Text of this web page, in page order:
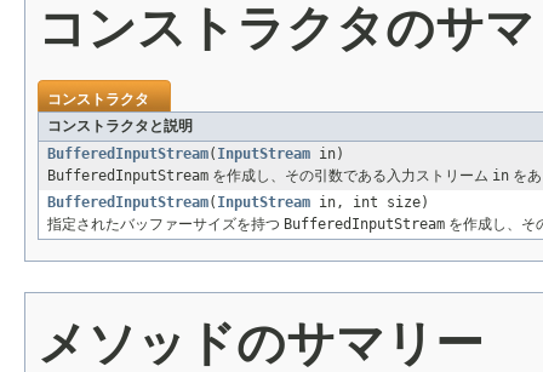
コンストラクタのサ
コンストラクタ
コンストラクタと説明
BufferedInputStream( InputStream in)
BufferedInputStream を作成し、その引数である入力ストリーム in を
BufferedInputStream( InputStream in, int size)
指定されたバッファーサイズを持つ BufferedInputStream を作成し、そ
メソッドのサマリー